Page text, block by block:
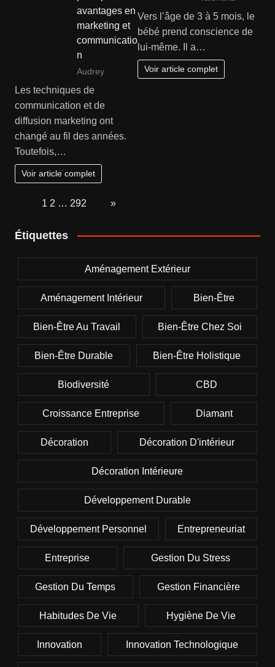
avantages en
marketing et
communicatio
n
Audrey
Les techniques de
communication et de
diffusion marketing ont
changé au fil des années.
Toutefois,…
Voir article complet
Vers l’âge de 3 à 5 mois, le
bébé prend conscience de
lui-même. Il a…
Voir article complet
1 2 … 292 »
Étiquettes
Aménagement Extérieur
Aménagement Intérieur Bien-Être
Bien-Être Au Travail Bien-Être Chez Soi
Bien-Être Durable Bien-Être Holistique
Biodiversité CBD
Croissance Entreprise Diamant
Décoration Décoration D'intérieur
Décoration Intérieure
Développement Durable
Développement Personnel Entrepreneuriat
Entreprise Gestion Du Stress
Gestion Du Temps Gestion Financière
Habitudes De Vie Hygiène De Vie
Innovation Innovation Technologique